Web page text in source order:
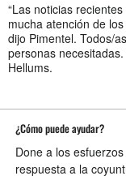
“Las noticias
mucha atención de
dijo Pimentel. Todos/
personas
Hellums.
¿Cómo puede ayudar?
Done a los esfuerzos
respuesta a la